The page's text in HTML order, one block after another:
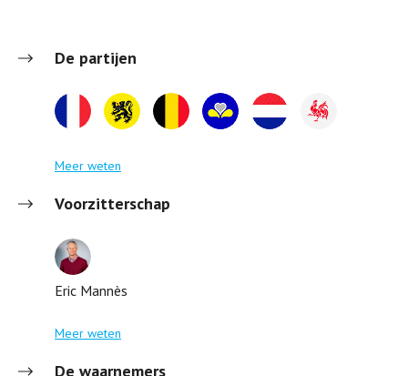
De partijen
Meer weten
Voorzitterschap
Eric Mannès
Meer weten
De waarnemers